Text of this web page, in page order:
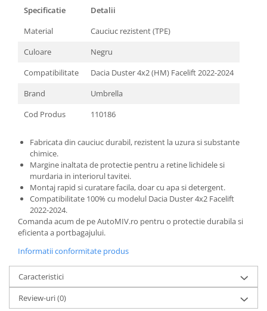
Specificatie
Detalii
Material
Cauciuc rezistent (TPE)
Culoare
Negru
Compatibilitate
Dacia Duster 4x2 (HM) Facelift 2022-2024
Brand
Umbrella
Cod Produs
110186
Fabricata din cauciuc durabil, rezistent la uzura si substante
chimice.
Margine inaltata de protectie pentru a retine lichidele si
murdaria in interiorul tavitei.
Montaj rapid si curatare facila, doar cu apa si detergent.
Compatibilitate 100% cu modelul Dacia Duster 4x2 Facelift
2022-2024.
Comanda acum de pe AutoMIV.ro pentru o protectie durabila si
eficienta a portbagajului.
Informatii conformitate produs
Caracteristici
Review-uri(0)